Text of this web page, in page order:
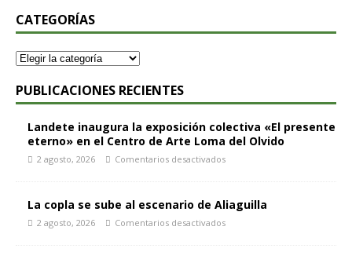
CATEGORÍAS
PUBLICACIONES RECIENTES
Landete inaugura la exposición colectiva «El presente
eterno» en el Centro de Arte Loma del Olvido
2 agosto, 2026 Comentarios desactivados
La copla se sube al escenario de Aliaguilla
2 agosto, 2026 Comentarios desactivados